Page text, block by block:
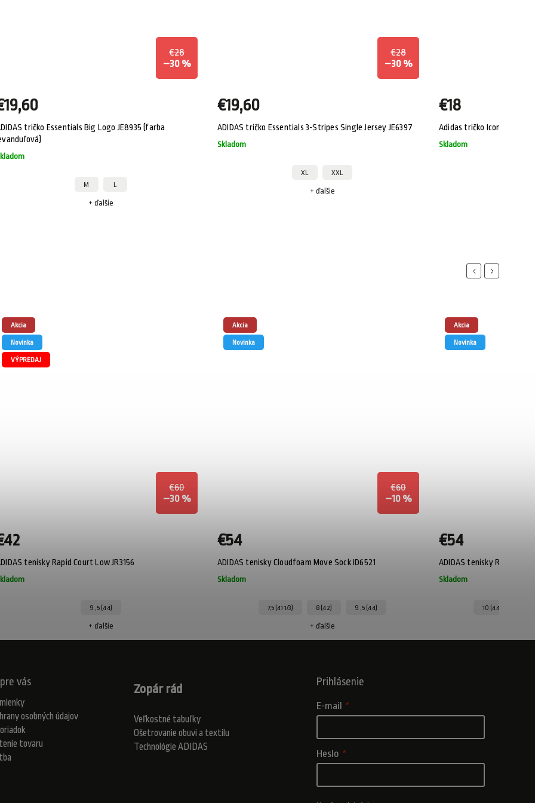
€28
–30 %
tričko Essentials Big Logo JE8935 (farba
M L
+ ďalšie
€28
–30 %
ADIDAS tričko Essentials 3-Stripes Single Jersey JE6397
Skladom
€19,60
XL XXL
+ ďalšie
Adidas tričko Icon JZ5007
Skladom
€18
Previous
Akcia
Novinka
VÝPREDAJ
€60
–30 %
tenisky Rapid Court Low JR3156
9 ,5 (44)
+ ďalšie
Akcia
Novinka
€60
–10 %
ADIDAS tenisky Cloudfoam Move Sock ID6521
Skladom
€54
7,5 (41 1/3) 8 (42) 9 ,5 (44)
+ ďalšie
Akcia
Novinka
ADIDAS tenisky Runfalcon
Skladom
€54
10 (44 2/3)
Next
vás
osobných údajov
tovaru
Zopár rád
Veľkostné tabuľky
Ošetrovanie obuvi a textilu
Technológie ADIDAS
Prihlásenie
E-mail
Heslo